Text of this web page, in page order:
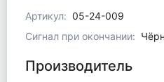
Артикул: 05-24-009
Сигнал при окончании:
Производитель